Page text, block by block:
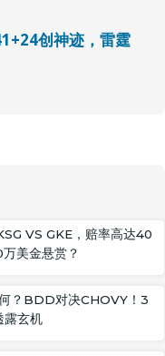
创神迹，雷霆
VS GKE，赔率高达40
美金悬赏？
？BDD对决CHOVY！3
露玄机